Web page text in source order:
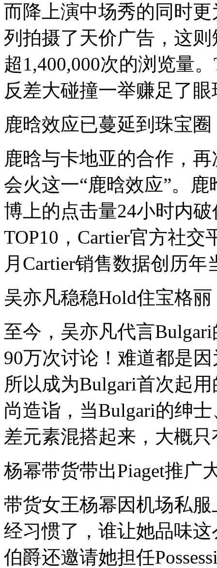
乎
纷
纷
变
面
孔。
眼
看
向
高
的
珠
品
牌
们
卸
包
袱，
与
鲜
花
打
火
热，
是
是
会
得
有
点
费
呢？
流
量
星
真
能
给
冷
而降上演中场秀的同时更
列拍摄了天价广告，这则
超1,400,000次的浏览量
反差大碰撞一举赚足了眼
鹿晗效应已蔓延到珠宝圈
鹿晗与卡地亚的合作，
会火这一“鹿晗效应”。
博上的点击量24小时内
TOP10，Cartier官方社
月Cartier销售数据创历年
吴亦凡稳稳Hold住宝格丽
至今，吴亦凡代言
90万次讨论！难道都是
所以成为Bulgari首次起
尚造诣，当Bulgari的绅
差元素混搭起来，大概
杨幂带货带出Piaget推广
带货女王杨幂因机场私
经习惯了，谁让她品味
伯爵还邀请她担任